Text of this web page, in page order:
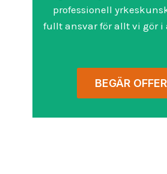
professionell
fullt ansvar för allt vi gör i
BEGÄR